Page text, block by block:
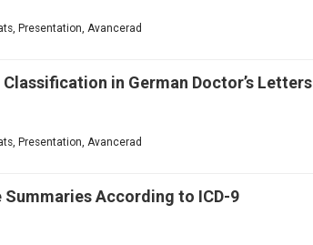
Presentation, Avancerad
in German Doctor’s Letters
Presentation, Avancerad
According to ICD-9